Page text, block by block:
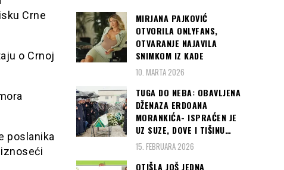
Crne
o Crnoj
poslanika
MIRJANA PAJKOVIĆ
OTVORILA ONLYFANS,
OTVARANJE NAJAVILA
SNIMKOM IZ KADE
10. MARTA 2026
TUGA DO NEBA: OBAVLJENA
DŽENAZA ERDOANA
MORANKIĆA- ISPRAĆEN JE
UZ SUZE, DOVE I TIŠINU…
15. FEBRUARA 2026
OTIŠLA JOŠ JEDNA